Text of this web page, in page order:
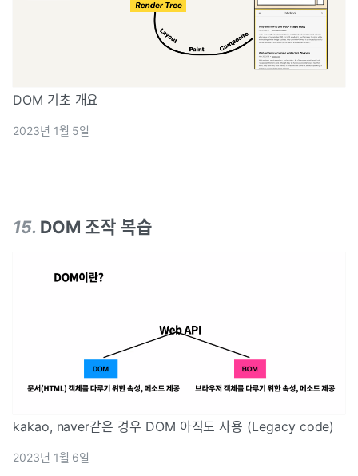
DOM 기초 개요
2023년 1월 5일
15. DOM 조작 복습
kakao, naver같은 경우 DOM 아직도 사용 (Legacy code)
2023년 1월 6일